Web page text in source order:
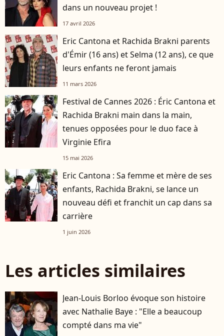
dans un nouveau projet !
17 avril 2026
Eric Cantona et Rachida Brakni parents
d'Émir (16 ans) et Selma (12 ans), ce que
leurs enfants ne feront jamais
11 mars 2026
Festival de Cannes 2026 : Éric Cantona et
Rachida Brakni main dans la main,
tenues opposées pour le duo face à
Virginie Efira
15 mai 2026
Eric Cantona : Sa femme et mère de ses
enfants, Rachida Brakni, se lance un
nouveau défi et franchit un cap dans sa
carrière
1 juin 2026
Les articles similaires
Jean-Louis Borloo évoque son histoire
avec Nathalie Baye : "Elle a beaucoup
compté dans ma vie"